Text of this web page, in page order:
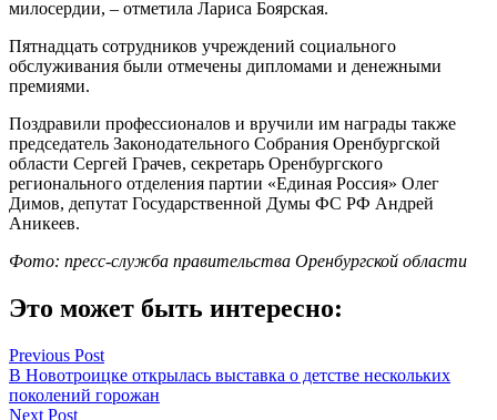
милосердии, – отметила Лариса Боярская.
Пятнадцать сотрудников учреждений социального
обслуживания были отмечены дипломами и денежными
премиями.
Поздравили профессионалов и вручили им награды также
председатель Законодательного Собрания Оренбургской
области Сергей Грачев, секретарь Оренбургского
регионального отделения партии «Единая Россия» Олег
Димов, депутат Государственной Думы ФС РФ Андрей
Аникеев.
Фото: пресс-служба правительства Оренбургской области
Это может быть интересно:
Навигация
по
Previous Post
В Новотроицке открылась выставка о детстве нескольких
поколений горожан
Next Post